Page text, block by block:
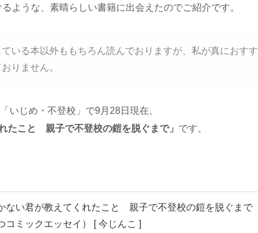
ような、素晴らしい書籍に出会えたのでご紹介です。
いる本以外ももちろん読んでおりますが、私が真におすす
りません。
いじめ・不登校」で9月28日現在、
たこと 親子で不登校の鎧を脱ぐまで」 です。
ない君が教えてくれたこと 親子で不登校の鎧を脱ぐまで
コミックエッセイ） [ 今じんこ ]